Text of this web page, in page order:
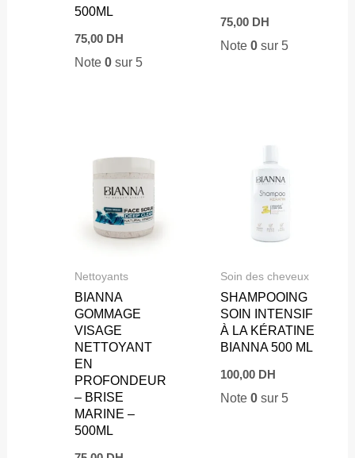
500ML
75,00 DH
Note0 sur 5
75,00 DH
Note0 sur 5
Nettoyants
BIANNA
GOMMAGE
VISAGE
NETTOYANT
EN
PROFONDEUR
– BRISE
MARINE –
500ML
Soin des cheveux
SHAMPOOING
SOIN INTENSIF
À LA KÉRATINE
BIANNA 500 ML
100,00 DH
Note0 sur 5